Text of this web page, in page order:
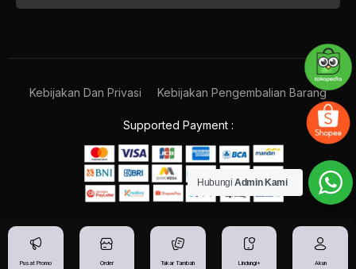
Supported Payment :
Kebijakan Dan Privasi Kebijakan Pengembalian Barang
Pusat Promo Order Tukar Tambah Lindungi+ Akun
Hubungi Admin Kami